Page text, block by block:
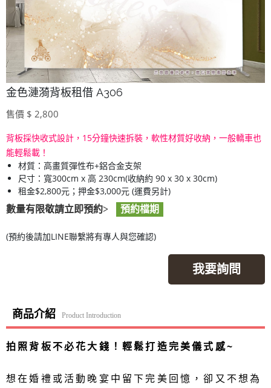
金色漣漪背板租借 A306
售價 $ 2,800
背板採快收式設計，15分鐘快速拆裝，軟性材質好收納，一般轎車也
能輕鬆載！
材質：高畫質彈性布+鋁合金支架
尺寸：寬300cm x 高 230cm(收納約 90 x 30 x 30cm)
租金$2,800元；押金$3,000元 (運費另計)
數量有限敬請立即預約> 預約檔期
(預約後請加LINE聯繫將有專人與您確認)
我要詢問
商品介紹 Product Introduction
拍照背板不必花大錢！輕鬆打造完美儀式感~
想在婚禮或活動晚宴中留下完美回憶，卻又不想為